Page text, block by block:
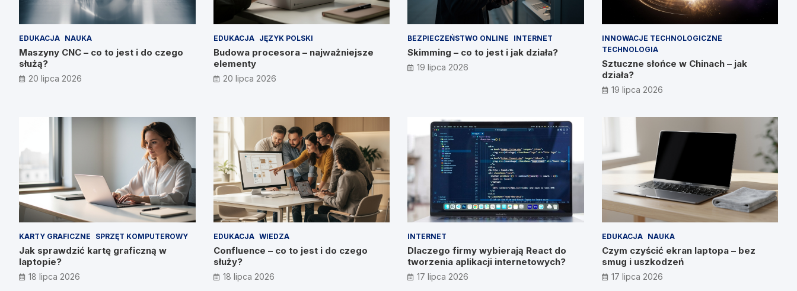
EDUKACJA NAUKA
Maszyny CNC – co to jest i do czego
służą?
20 lipca 2026
EDUKACJA JĘZYK POLSKI
Budowa procesora – najważniejsze
elementy
20 lipca 2026
BEZPIECZEŃSTWO ONLINE INTERNET
Skimming – co to jest i jak działa?
19 lipca 2026
INNOWACJE TECHNOLOGICZNE
TECHNOLOGIA
Sztuczne słońce w Chinach – jak
działa?
19 lipca 2026
KARTY GRAFICZNE SPRZĘT KOMPUTEROWY
Jak sprawdzić kartę graficzną w
laptopie?
18 lipca 2026
EDUKACJA WIEDZA
Confluence – co to jest i do czego
służy?
18 lipca 2026
INTERNET
Dlaczego firmy wybierają React do
tworzenia aplikacji internetowych?
17 lipca 2026
EDUKACJA NAUKA
Czym czyścić ekran laptopa – bez
smug i uszkodzeń
17 lipca 2026